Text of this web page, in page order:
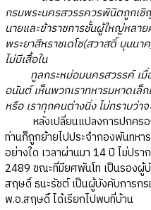
กรมพระนครสวรรควรพินิตถูกเ
นายและข้าราชการชั้นผู้ใหญ่หลา
พระยาสีหราชเดโช(สวาสดิ์ บุนน
ไม่มีเสื้อใน
ทูลกระหม่อมนครสวรรค์ เมื่อ
อนันต์ เห็นพวกเราทหารมหาดเล็
หรือ เราทุกคนต่างนิ่ง ไม่ทราบว่า
หลังเปลี่ยนแปลงการปกครอ
ท่านก็ถูกย้ายไปประจำกองพันทหา
อย่างใด เวลาผ่านมา 14 ปี ไม่ปร
2489 ขณะที่มียศพันโท เป็นรองผู้
สฤษดิ์ ธนะรัชต์ เป็นผู้บังคับการก
พ.อ.สฤษดิ์ ได้เรียกไปพบที่บ้าน